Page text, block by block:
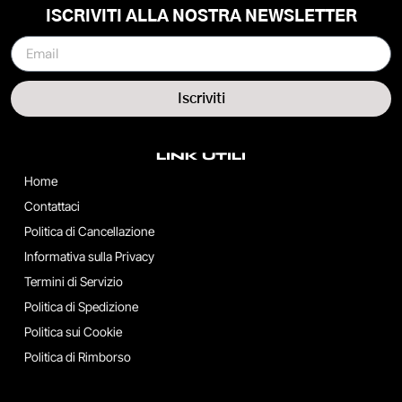
LINK UTILI
Home
Contattaci
Politica di Cancellazione
Informativa sulla Privacy
Termini di Servizio
Politica di Spedizione
Politica sui Cookie
Politica di Rimborso
ISCRIVITI ALLA NOSTRA NEWSLETTER
Iscriviti